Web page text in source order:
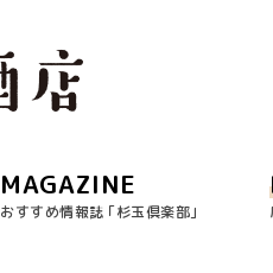
MAGAZINE
おすすめ情報誌 ｢杉玉倶楽部｣